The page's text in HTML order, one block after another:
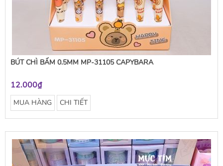
BÚT CHÌ BẤM 0.5MM MP-31105 CAPYBARA
12.000₫
MUA HÀNG CHI TIẾT